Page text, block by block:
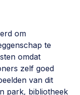
SDG >
om
te
omdat
zelf goed
van dit
park, bibliotheek